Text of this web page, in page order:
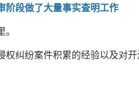
阶段做了大量事实查明工作
纠纷案件积累的经验以及对